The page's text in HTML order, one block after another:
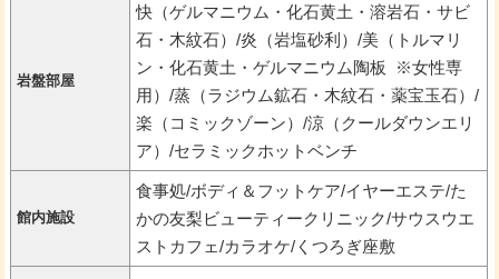
岩盤部屋
快（ゲルマニウム・化石黄土・溶岩石・サビ
石・木紋石）/炎（岩塩砂利）/美（トルマリ
ン・化石黄土・ゲルマニウム陶板 ※女性専
用）/蒸（ラジウム鉱石・木紋石・薬宝玉石）/
楽（コミックゾーン）/涼（クールダウンエリ
ア）/セラミックホットベンチ
館内施設
食事処/ボディ＆フットケア/イヤーエステ/た
かの友梨ビューティークリニック/サウスウエ
ストカフェ/カラオケ/くつろぎ座敷